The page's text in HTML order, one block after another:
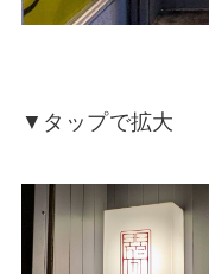
▼タップで拡大